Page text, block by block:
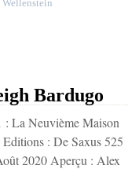
Bardugo
: La Neuvième Maison
: De Saxus 525
2020 Aperçu : Alex